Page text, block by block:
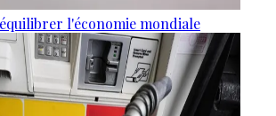
l'économie mondiale